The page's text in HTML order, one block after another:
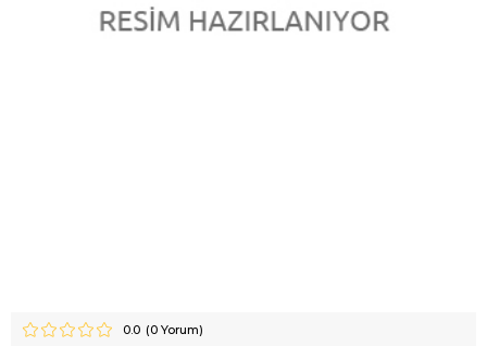
0.0 (0Yorum)